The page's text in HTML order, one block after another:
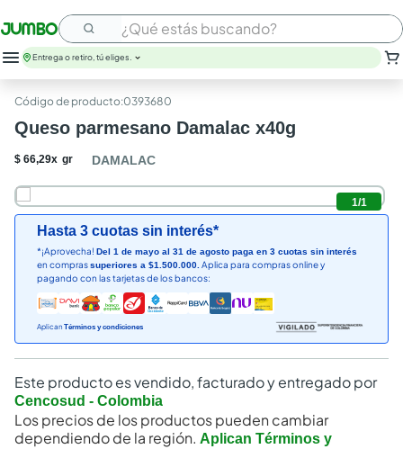
¿Qué estás buscando?
Entrega o retiro, tú eliges.
:0393680
Queso parmesano Damalac x40g
$ 66,29x gr DAMALAC
1/1
Hasta 3 cuotas sin interés*
*¡Aprovecha! Del 1 de mayo al 31 de agosto paga en 3 cuotas sin interés
en comprassuperiores a $1.500.000. Aplica para compras online y
pagando con las tarjetas de los bancos:
Aplican Términos y condiciones
Este producto es vendido, facturado y entregado por
Cencosud - Colombia
Los precios de los productos pueden cambiar
dependiendo de la región. Aplican Términos y